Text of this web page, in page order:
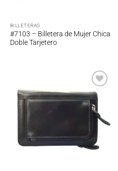
BILLETERAS
#7103 – Billetera de Mujer Chica
Doble Tarjetero
Añadir
a la
lista de
deseos